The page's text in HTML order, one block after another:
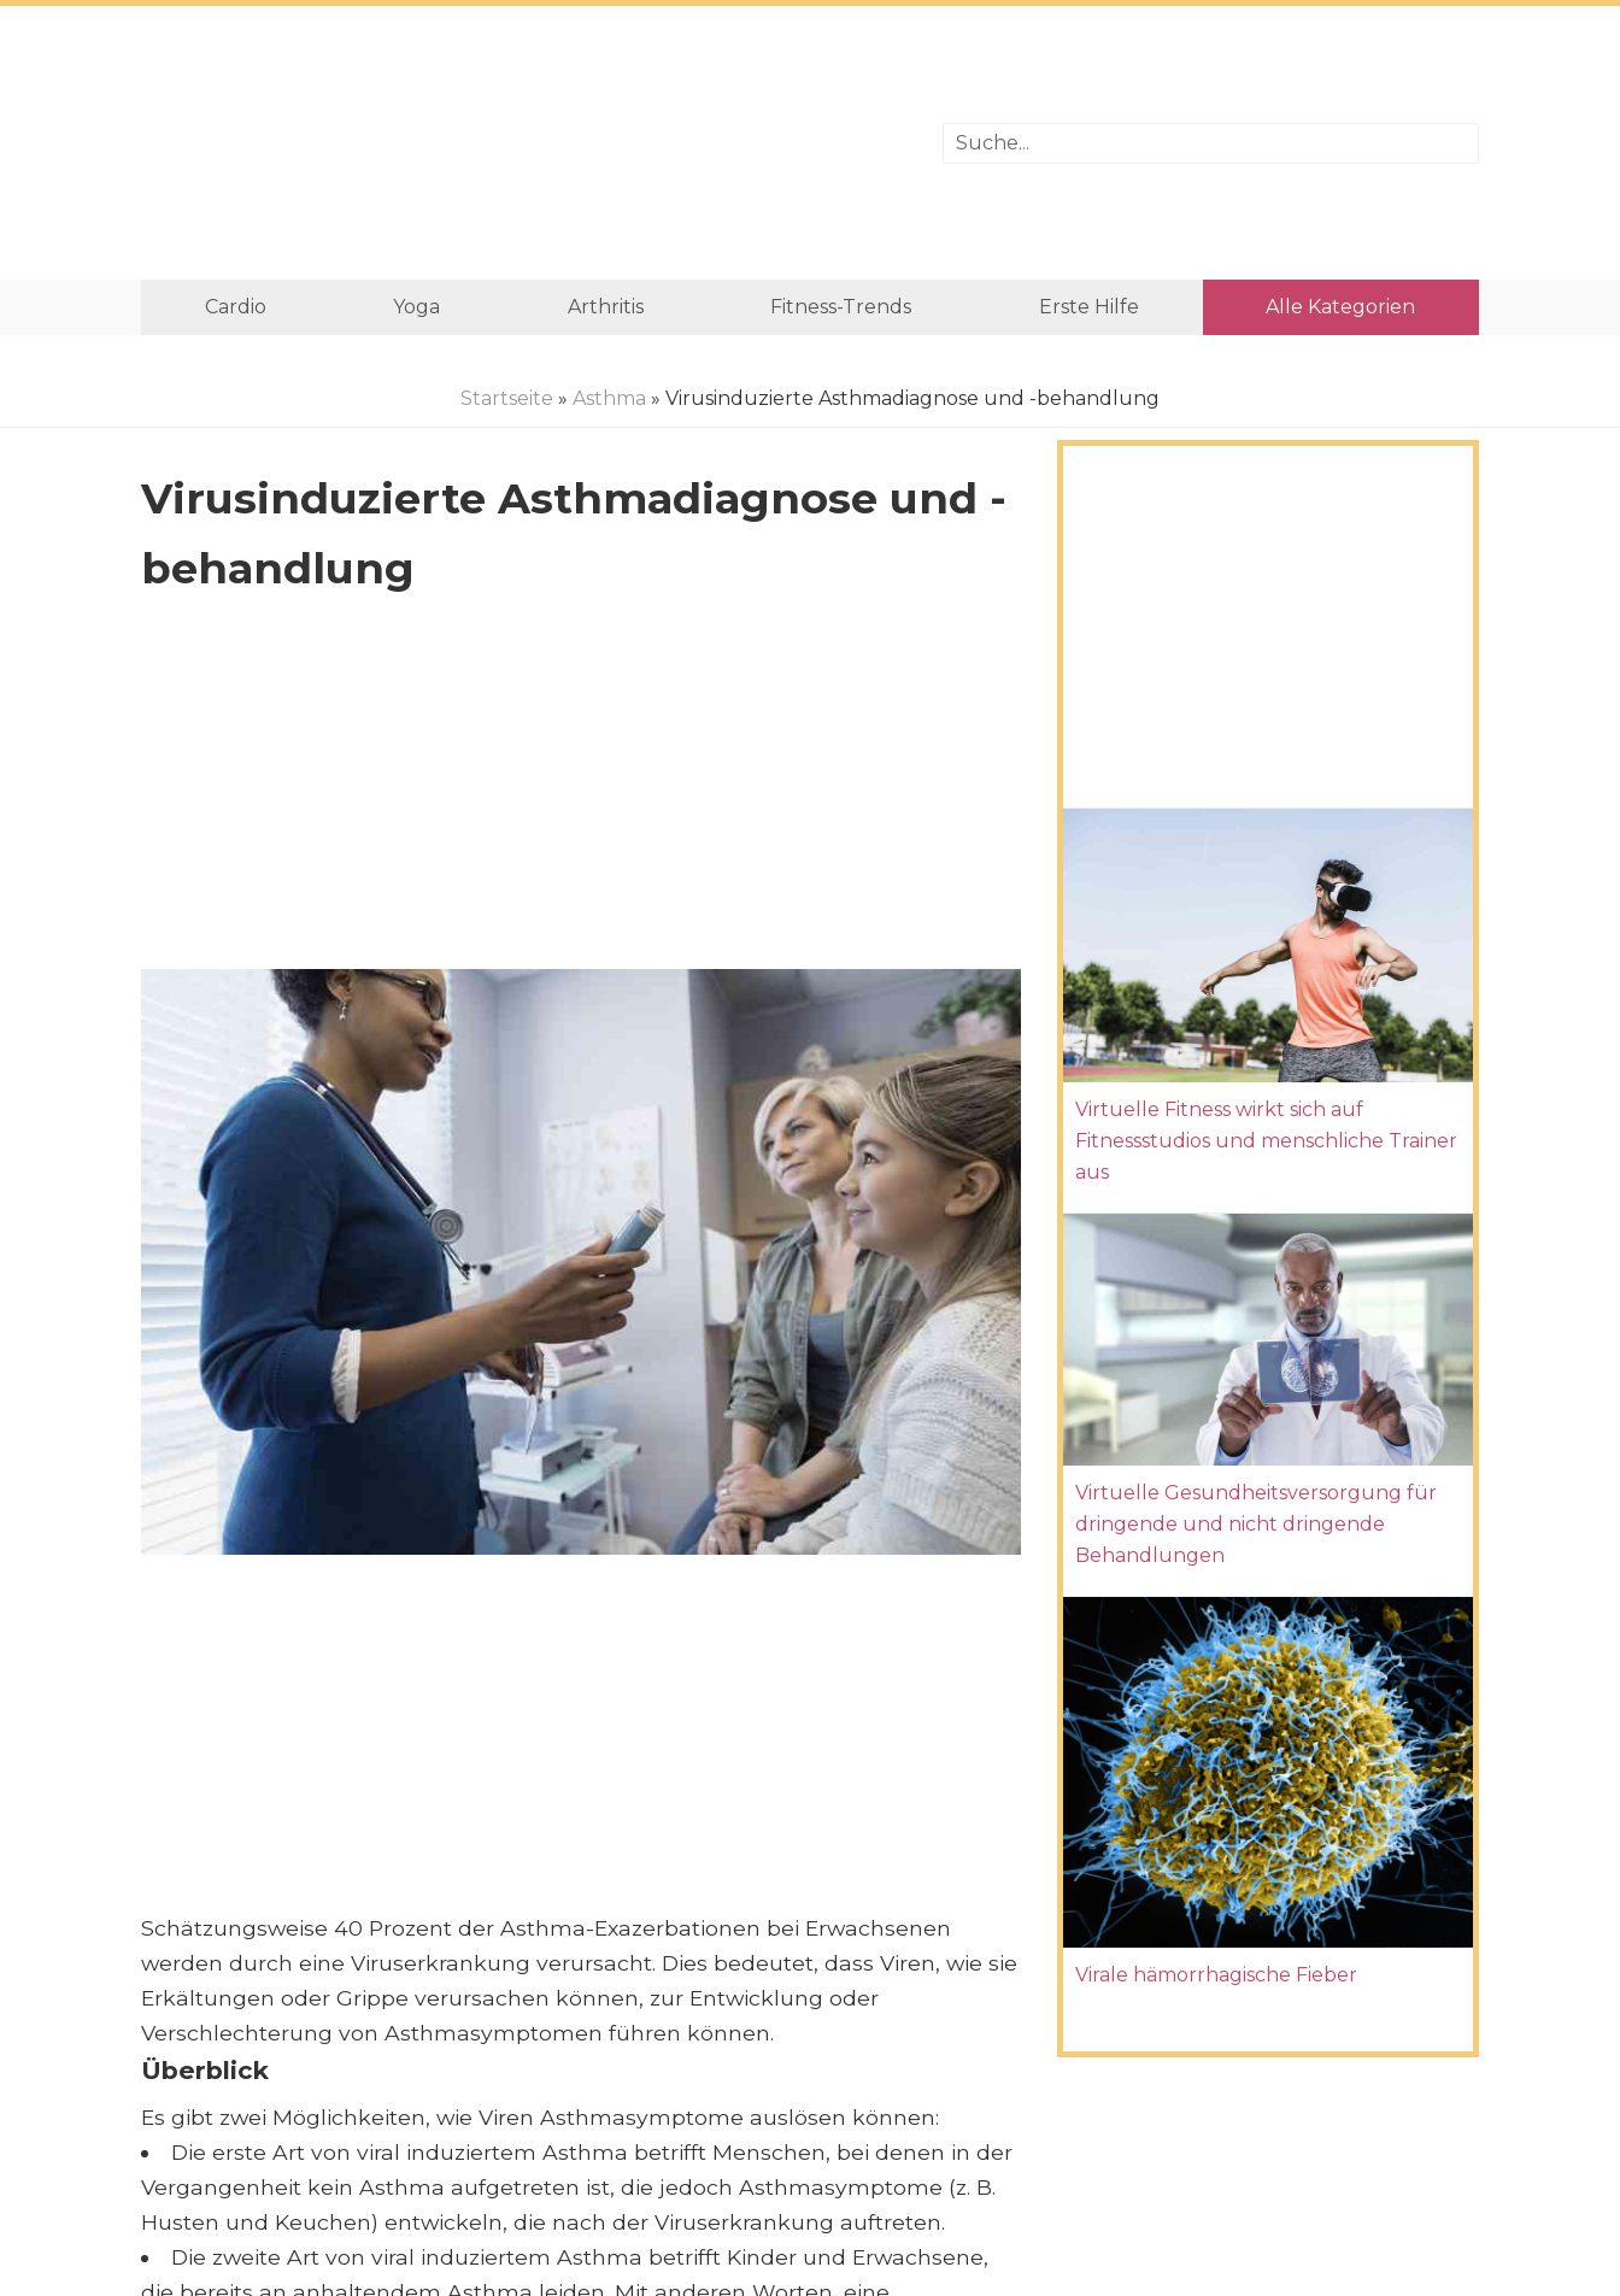
Cardio Yoga Arthritis Fitness-Trends Erste Hilfe Alle Kategorien
Startseite » Asthma » Virusinduzierte Asthmadiagnose und -behandlung
Virusinduzierte Asthmadiagnose und -
behandlung
Schätzungsweise 40 Prozent der Asthma-Exazerbationen bei Erwachsenen
werden durch eine Viruserkrankung verursacht. Dies bedeutet, dass Viren, wie sie
Erkältungen oder Grippe verursachen können, zur Entwicklung oder
Verschlechterung von Asthmasymptomen führen können.
Überblick
Es gibt zwei Möglichkeiten, wie Viren Asthmasymptome auslösen können:
Die erste Art von viral induziertem Asthma betrifft Menschen, bei denen in der
Vergangenheit kein Asthma aufgetreten ist, die jedoch Asthmasymptome (z. B.
Husten und Keuchen) entwickeln, die nach der Viruserkrankung auftreten.
Die zweite Art von viral induziertem Asthma betrifft Kinder und Erwachsene,
Virtuelle Fitness wirkt sich auf
Fitnessstudios und menschliche Trainer
aus
Virtuelle Gesundheitsversorgung für
dringende und nicht dringende
Behandlungen
Virale hämorrhagische Fieber